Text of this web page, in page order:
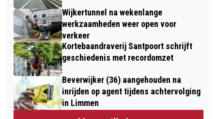
Wijkertunnel na wekenlange
werkzaamheden weer open voor
verkeer
Kortebaandraverij Santpoort schrijft
geschiedenis met recordomzet
Beverwijker (36) aangehouden na
inrijden op agent tijdens achtervolging
in Limmen